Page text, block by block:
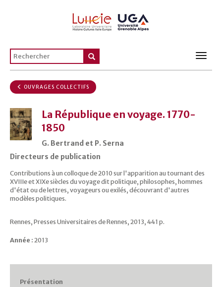
OUVRAGES COLLECTIFS
La République en voyage. 1770-
1850
G. Bertrand et P. Serna
Directeurs de publication
Contributions à un colloque de 2010 sur l'apparition au tournant des
XVIIIe et XIXe siècles du voyage dit politique, philosophes, hommes
d'état ou de lettres, voyageurs ou exilés, découvrant d'autres
modèles politiques.
Rennes, Presses Universitaires de Rennes, 2013, 441 p.
Année : 2013
Présentation